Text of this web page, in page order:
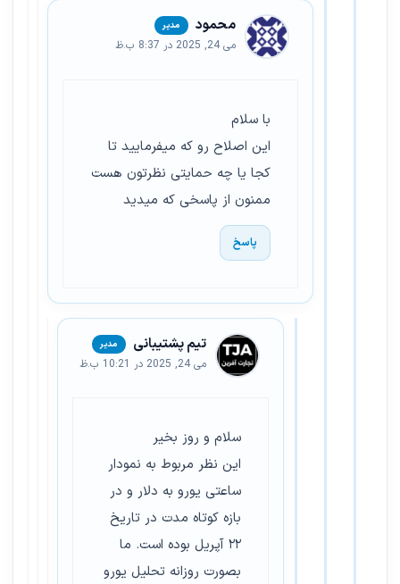
محمود
می 24, 2025 در 8:37 ب.ظ
با سلام
این اصلاح رو که میفرمایید تا
کجا یا چه حمایتی نظرتون هست
ممنون از پاسخی که میدید
پاسخ
تیم پشتیبانی
می 24, 2025 در 10:21 ب.ظ
سلام و روز بخیر
این نظر مربوط به نمودار
ساعتی یورو به دلار و در
بازه کوتاه مدت در تاریخ
۲۲ آپریل بوده است. ما
بصورت روزانه تحلیل یورو